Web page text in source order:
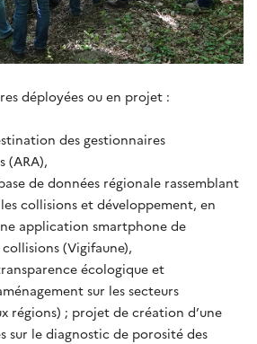
déployées ou en projet :
des gestionnaires
(ARA),
de données régionale rassemblant
collisions et développement, en
application smartphone de
(Vigifaune),
écologique et
sur les secteurs
régions) ; projet de création d’une
sur le diagnostic de porosité des